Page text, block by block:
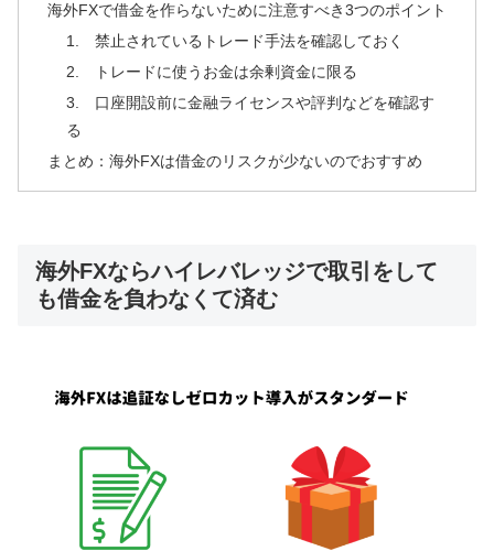
海外FXで借金を作らないために注意すべき3つのポイント
1. 禁止されているトレード手法を確認しておく
2. トレードに使うお金は余剰資金に限る
3. 口座開設前に金融ライセンスや評判などを確認す
る
まとめ：海外FXは借金のリスクが少ないのでおすすめ
海外FXならハイレバレッジで取引をして
も借金を負わなくて済む